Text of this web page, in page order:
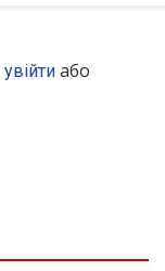
увійти або